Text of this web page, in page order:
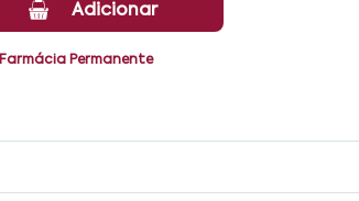
Adicionar
Farmácia Permanente